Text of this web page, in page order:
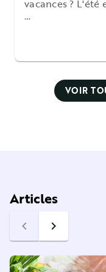
VOIR
vacances ?
…
Articles
navigate_before navigate_next